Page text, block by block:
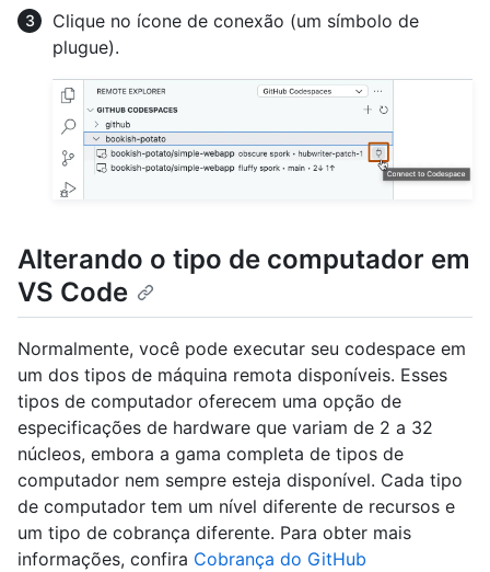
Clique no ícone de conexão (um símbolo de
plugue).
Alterando o tipo de computador em
VS Code
Normalmente, você pode executar seu codespace em
um dos tipos de máquina remota disponíveis. Esses
tipos de computador oferecem uma opção de
especificações de hardware que variam de 2 a 32
núcleos, embora a gama completa de tipos de
computador nem sempre esteja disponível. Cada tipo
de computador tem um nível diferente de recursos e
um tipo de cobrança diferente. Para obter mais
informações, confira Cobrança do GitHub